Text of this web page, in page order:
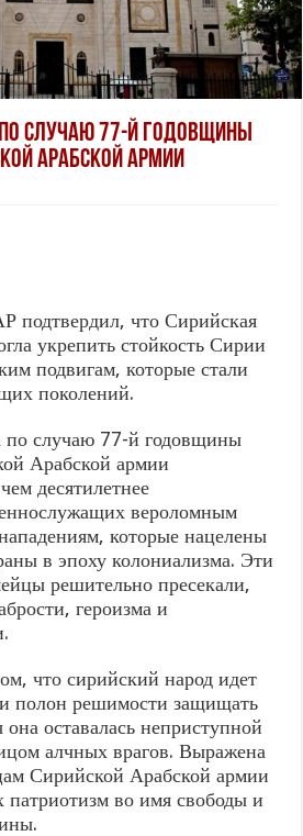
случаю 77-й годовщины
Арабской армии
подтвердил, что Сирийская
укрепить стойкость Сирии
подвигам, которые стали
поколений.
по случаю 77-й годовщины
Арабской армии
десятилетнее
вероломным
которые нацелены
в эпоху колониализма. Эти
решительно пресекали,
героизма и
что сирийский народ идет
полон решимости защищать
оставалась неприступной
алчных врагов. Выражена
Сирийской Арабской армии
патриотизм во имя свободы и